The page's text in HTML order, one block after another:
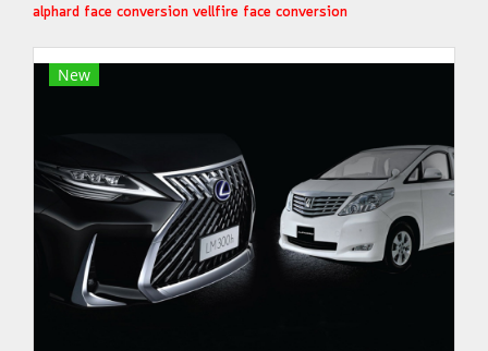
alphard face conversion vellfire face conversion
New